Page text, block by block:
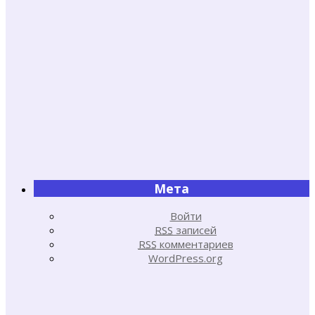
Мета
Войти
RSS записей
RSS комментариев
WordPress.org